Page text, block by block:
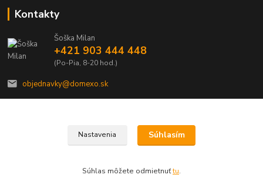
Kontakty
Šoška Milan
+421 903 444 448
(Po-Pia, 8-20 hod.)
objednavky@domexo.sk
Domexo.sk
Nastavenia Súhlasím
Súhlas môžete odmietnuťtu.